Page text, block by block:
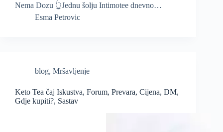
Nema Dozu 👆Jednu šolju Intimotee dnevno…
Esma Petrovic
blog, Mršavljenje
Keto Tea čaj Iskustva, Forum, Prevara, Cijena, DM,
Gdje kupiti?, Sastav